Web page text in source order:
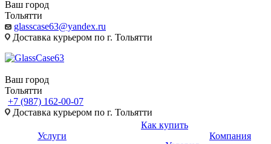
Ваш город
Тольятти
glasscase63@yandex.ru
Доставка курьером по г. Тольятти
Ваш город
Тольятти
+7 (987) 162-00-07
Доставка курьером по г. Тольятти
Услуги
Как купить
Компания